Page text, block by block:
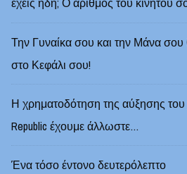
Την Γυναίκα σου και την Μάνα σου
στο Κεφάλι σου!
Η χρηματοδότηση της αύξησης
Republic έχουμε άλλωστε…
Ένα τόσο έντονο δευτερόλεπτο